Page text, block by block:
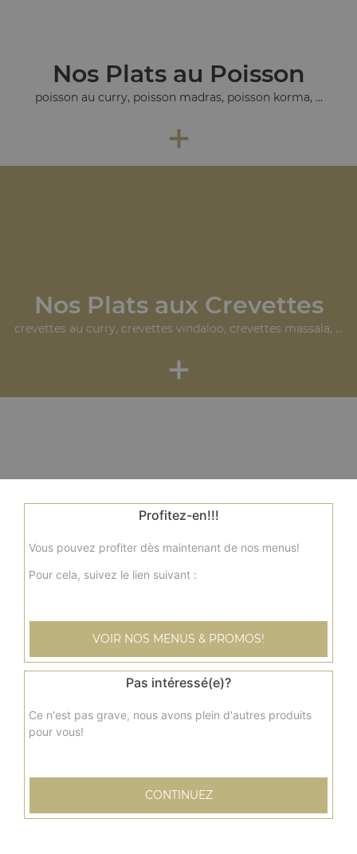
Nos Plats au Poisson
poisson au curry, poisson madras, poisson korma, ...
+
Nos Plats aux Crevettes
crevettes au curry, crevettes vindaloo, crevettes massala, ...
+
Nos Plats Kofta Keema
dall, aloo gabi, aloo palak, ...
+
Profitez-en!!!
Vous pouvez profiter dès maintenant de nos menus!
Pour cela, suivez le lien suivant :
VOIR NOS MENUS & PROMOS!
Pas intéressé(e)?
Ce n'est pas grave, nous avons plein d'autres produits
pour vous!
CONTINUEZ